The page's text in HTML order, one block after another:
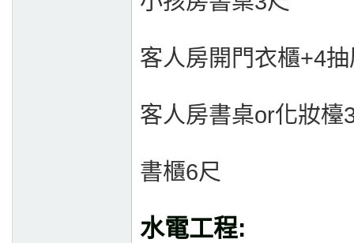
客人房開門衣櫃+4
客人房書桌or化妝檯
書櫃6尺
水電工程: